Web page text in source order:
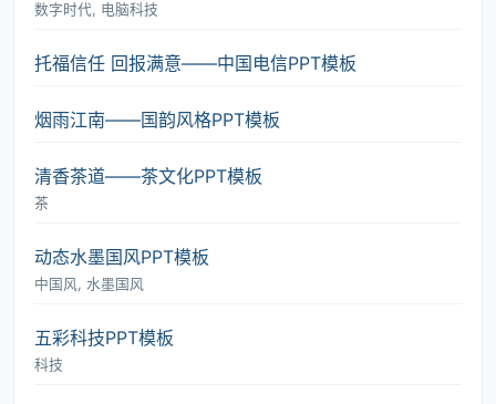
数字时代, 电脑科技
托福信任 回报满意――中国电信PPT模板
烟雨江南――国韵风格PPT模板
清香茶道――茶文化PPT模板
茶
动态水墨国风PPT模板
中国风, 水墨国风
五彩科技PPT模板
科技